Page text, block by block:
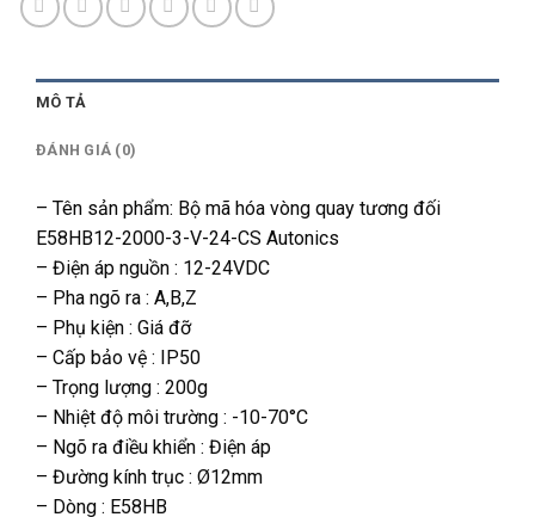
MÔ TẢ
ĐÁNH GIÁ (0)
– Tên sản phẩm: Bộ mã hóa vòng quay tương đối
E58HB12-2000-3-V-24-CS Autonics
– Điện áp nguồn : 12-24VDC
– Pha ngõ ra : A,B,Z
– Phụ kiện : Giá đỡ
– Cấp bảo vệ : IP50
– Trọng lượng : 200g
– Nhiệt độ môi trường : -10-70°C
– Ngõ ra điều khiển : Điện áp
– Đường kính trục : Ø12mm
– Dòng : E58HB